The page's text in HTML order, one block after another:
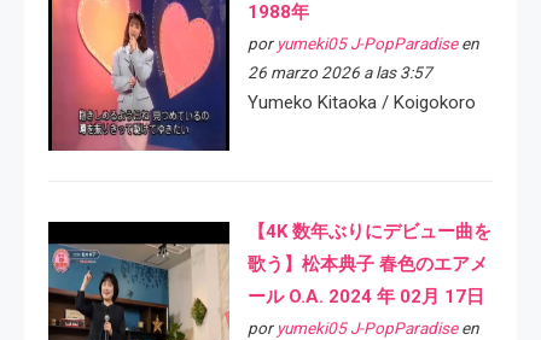
1988年
por yumeki05 J-PopParadiseen
26 marzo 2026 a las 3:57
Yumeko Kitaoka / Koigokoro
【4K 数年ぶりにデビュー曲を
歌う】松本典子 春色のエアメ
ール O.A. 2024 年 02月 17日
por yumeki05 J-PopParadiseen